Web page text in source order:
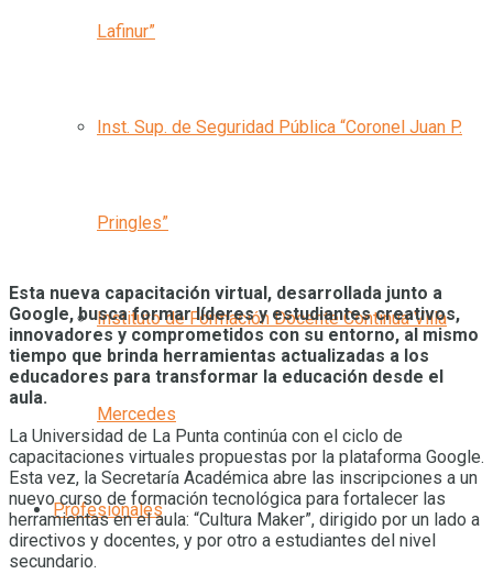
Lafinur”
Inst. Sup. de Seguridad Pública “Coronel Juan P.
Pringles”
Instituto de Formación Docente Continua Villa
Mercedes
Profesionales
Esta nueva capacitación virtual, desarrollada junto a
Google, busca formar líderes y estudiantes creativos,
innovadores y comprometidos con su entorno, al mismo
tiempo que brinda herramientas actualizadas a los
educadores para transformar la educación desde el
aula.
La Universidad de La Punta continúa con el ciclo de
capacitaciones virtuales propuestas por la plataforma Google.
Esta vez, la Secretaría Académica abre las inscripciones a un
nuevo curso de formación tecnológica para fortalecer las
herramientas en el aula: “Cultura Maker”, dirigido por un lado a
directivos y docentes, y por otro a estudiantes del nivel
secundario.